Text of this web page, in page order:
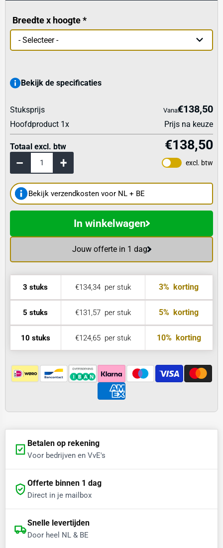
Breedte x hoogte
Bekijk de specificaties
excl. btw
Stuksprijs Vanaf€138,50
Hoofdproduct 1 x Prijs na keuze
Totaal excl. btw €138,50
Bekijk verzendkosten voor NL + BE
Jouw offerte in 1 dag
In winkelwagen
3 stuks €134,34per stuk 3% korting
5 stuks €131,57per stuk 5% korting
10 stuks €124,65per stuk 10%korting
Betalen op rekening
Voor bedrijven en VvE's
Offerte binnen 1 dag
Direct in je mailbox
Snelle levertijden
Door heel NL & BE